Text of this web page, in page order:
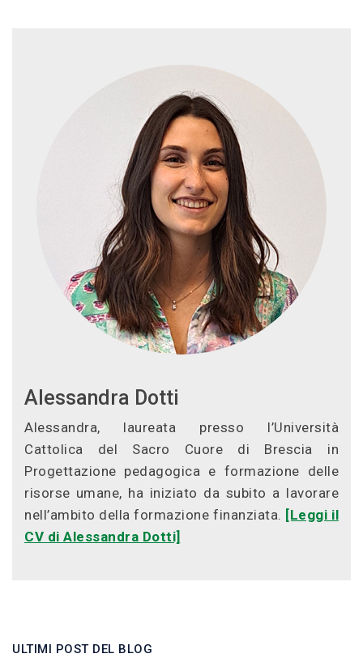
Alessandra Dotti
Alessandra, laureata presso l’Università
Cattolica del Sacro Cuore di Brescia in
Progettazione pedagogica e formazione delle
risorse umane, ha iniziato da subito a lavorare
nell’ambito della formazione finanziata. [Leggi il
CV di Alessandra Dotti]
ULTIMI POST DEL BLOG